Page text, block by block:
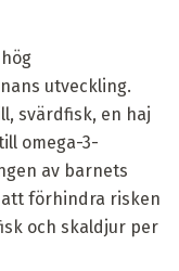
utveckling.
svärdfisk, en haj
omega-3-
av barnets
förhindra risken
och skaldjur per